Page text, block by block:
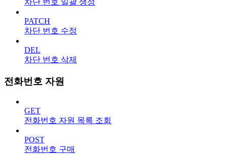
PATCH
차단 번호 수정
DEL
차단 번호 삭제
전화번호 자원
GET
전화번호 자원 목록 조회
POST
전화번호 구매